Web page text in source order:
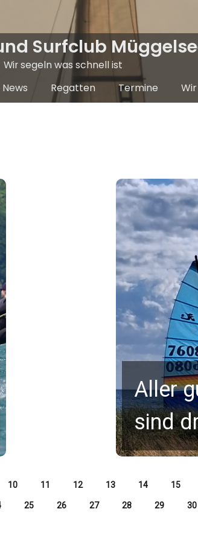
Surfclub
Wir segeln was schnell ist
News Regatten Termine Wir
Aller
sind
10 11 12 13 14 15
25 26 27 28 29 30